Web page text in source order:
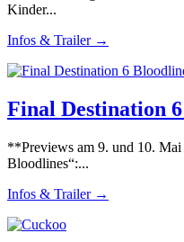
Kinder...
Infos & Trailer →
Final Destination
**Previews am 9. und 10.
Bloodlines“:...
Infos & Trailer →